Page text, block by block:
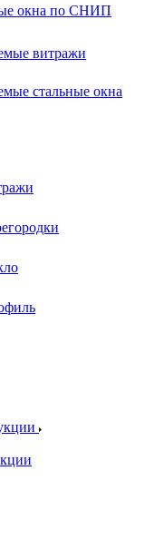
окна по СНИП
витражи
стальные окна